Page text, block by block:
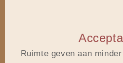
Ruimte gevenaan